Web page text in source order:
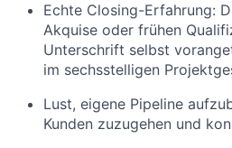
Echte Closing-Erfahrung:
Akquise oder frühen
Unterschrift selbst
im sechsstelligen
Lust, eigene Pipeline
Kunden zuzugehen und